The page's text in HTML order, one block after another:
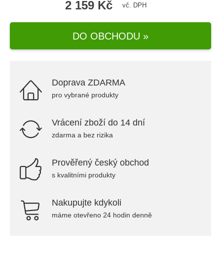
2 159 Kč vč. DPH
DO OBCHODU »
Doprava ZDARMA
pro vybrané produkty
Vrácení zboží do 14 dní
zdarma a bez rizika
Prověřený český obchod
s kvalitními produkty
Nakupujte kdykoli
máme otevřeno 24 hodin denně